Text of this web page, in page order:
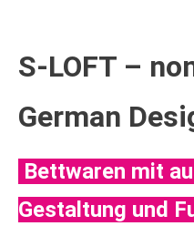
S-LOFT –
German
Bettwaren mit
Gestaltung und